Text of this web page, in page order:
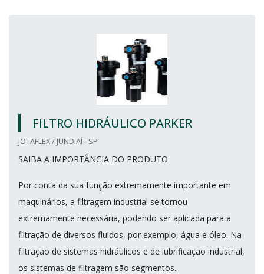
FILTRO HIDRÁULICO PARKER
JOTAFLEX / JUNDIAÍ - SP
SAIBA A IMPORTÂNCIA DO PRODUTO
Por conta da sua função extremamente importante em
maquinários, a filtragem industrial se tornou
extremamente necessária, podendo ser aplicada para a
filtração de diversos fluidos, por exemplo, água e óleo. Na
filtração de sistemas hidráulicos e de lubrificação industrial,
os sistemas de filtragem são segmentos...